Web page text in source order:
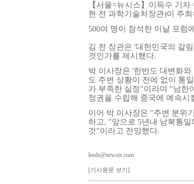
【서울=뉴시스】이득수 기
현 전 과학기술처장관)이 주
500여 명이 참석한 이날 포럼
김 전 장관은 '대한민국의 갈
것인가를 제시했다.
박 이사장은 '한반도 대변화
도 주변 상황이 전에 없이 통
가 부족한 실정"이라며 "남한
정권을 수립해 중국에 예속시
이어 박 이사장은 "주변 분위
하고, "앞으로 5년내 남북통
것"이라고 전망했다.
leeds@newsis.com
[기사원문 보기]